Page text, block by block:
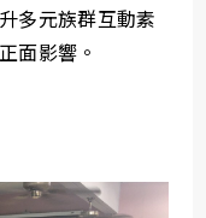
多元族群互動素
面影響。